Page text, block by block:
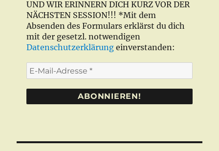
UND WIR ERINNERN DICH KURZ VOR DER
NÄCHSTEN SESSION!!! *Mit dem
Absenden des Formulars erklärst du dich
mit der gesetzl. notwendigen
Datenschutzerklärung einverstanden:
E-
Mail-
Adresse